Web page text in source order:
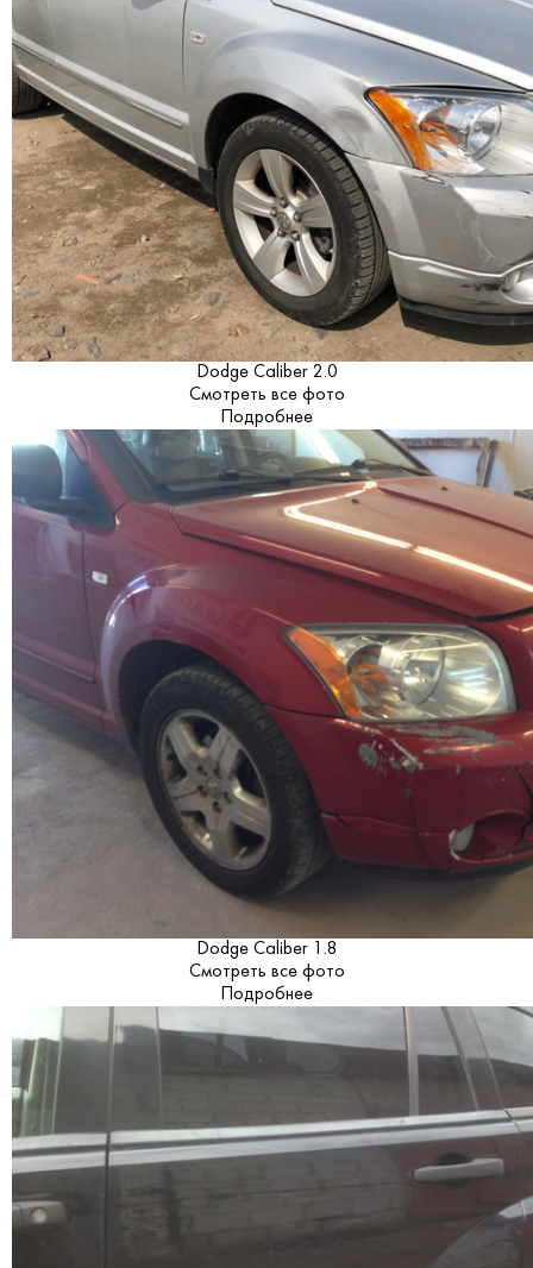
Dodge Caliber 2.0
Смотреть все фото
Подробнее
Dodge Caliber 1.8
Смотреть все фото
Подробнее